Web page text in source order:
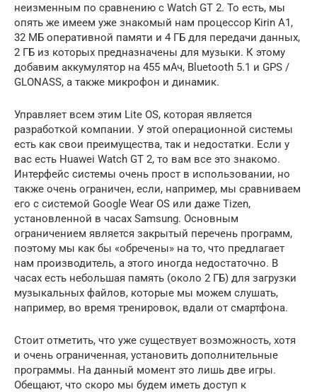
неизменным по сравнению с Watch GT 2. То есть, мы
опять же имеем уже знакомый нам процессор Kirin A1,
32 МБ оперативной памяти и 4 ГБ для передачи данных,
2 ГБ из которых предназначены для музыки. К этому
добавим аккумулятор на 455 мАч, Bluetooth 5.1 и GPS /
GLONASS, а также микрофон и динамик.
Управляет всем этим Lite OS, которая является
разработкой компании. У этой операционной системы
есть как свои преимущества, так и недостатки. Если у
вас есть Huawei Watch GT 2, то вам все это знакомо.
Интерфейс системы очень прост в использовании, но
также очень ограничен, если, например, мы сравниваем
его с системой Google Wear OS или даже Tizen,
установленной в часах Samsung. Основным
ограничением является закрытый перечень программ,
поэтому мы как бы «обречены» на то, что предлагает
нам производитель, а этого иногда недостаточно. В
часах есть небольшая память (около 2 ГБ) для загрузки
музыкальных файлов, которые мы можем слушать,
например, во время тренировок, вдали от смартфона.
Стоит отметить, что уже существует возможность, хотя
и очень ограниченная, установить дополнительные
программы. На данный момент это лишь две игры.
Обещают, что скоро мы будем иметь доступ к